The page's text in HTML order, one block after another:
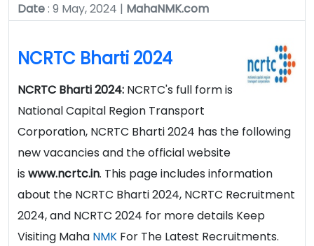
Date: 9 May, 2024 | MahaNMK.com
NCRTC Bharti 2024
NCRTC Bharti 2024: NCRTC's full form is
National Capital Region Transport
Corporation, NCRTC Bharti 2024 has the following
new vacancies and the official website
is www.ncrtc.in. This page includes information
about the NCRTC Bharti 2024, NCRTC Recruitment
2024, and NCRTC 2024 for more details Keep
Visiting Maha NMK For The Latest Recruitments.